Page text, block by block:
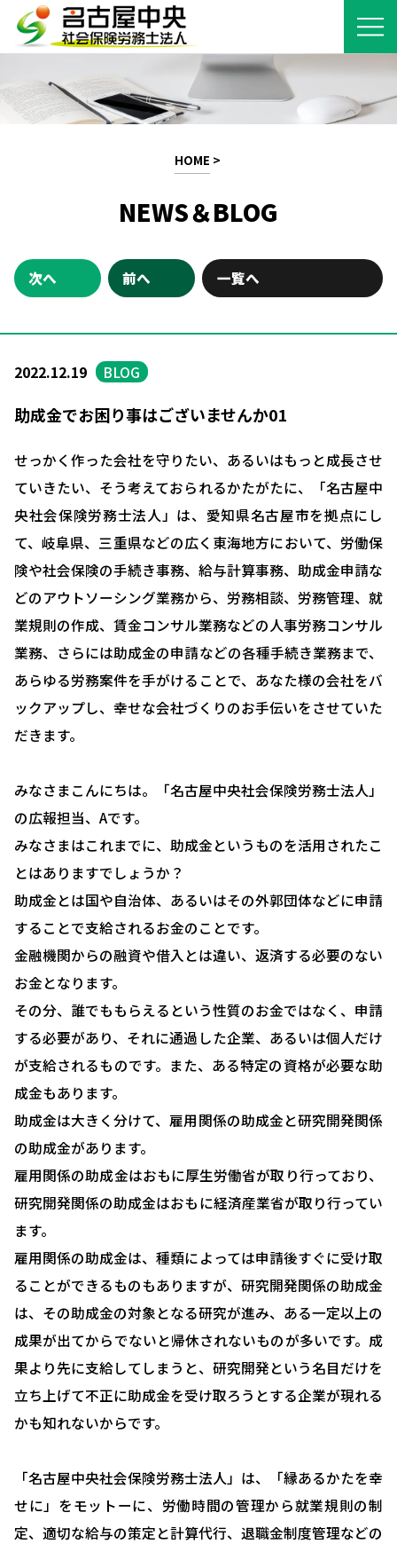
HOME
選ばれる理由
助成金について
就業規則について
採用コンサルティング
人事評価制度について
確定拠出型年金について
労務システム管理について
お客様の声
HOME >
NEWS＆BLOG
次へ 前へ 一覧へ
2022.12.19 BLOG
助成金でお困り事はございませんか01
せっかく作った会社を守りたい、あるいはもっと成長させ
ていきたい、そう考えておられるかたがたに、「名古屋中
央社会保険労務士法人」は、愛知県名古屋市を拠点にし
て、岐阜県、三重県などの広く東海地方において、労働保
険や社会保険の手続き事務、給与計算事務、助成金申請な
どのアウトソーシング業務から、労務相談、労務管理、就
業規則の作成、賃金コンサル業務などの人事労務コンサル
業務、さらには助成金の申請などの各種手続き業務まで、
あらゆる労務案件を手がけることで、あなた様の会社をバ
ックアップし、幸せな会社づくりのお手伝いをさせていた
だきます。
みなさまこんにちは。「名古屋中央社会保険労務士法人」
の広報担当、Aです。
みなさまはこれまでに、助成金というものを活用されたこ
とはありますでしょうか？
助成金とは国や自治体、あるいはその外郭団体などに申請
することで支給されるお金のことです。
金融機関からの融資や借入とは違い、返済する必要のない
お金となります。
その分、誰でももらえるという性質のお金ではなく、申請
する必要があり、それに通過した企業、あるいは個人だけ
が支給されるものです。また、ある特定の資格が必要な助
成金もあります。
助成金は大きく分けて、雇用関係の助成金と研究開発関係
の助成金があります。
雇用関係の助成金はおもに厚生労働省が取り行っており、
研究開発関係の助成金はおもに経済産業省が取り行ってい
ます。
雇用関係の助成金は、種類によっては申請後すぐに受け取
ることができるものもありますが、研究開発関係の助成金
は、その助成金の対象となる研究が進み、ある一定以上の
成果が出てからでないと帰休されないものが多いです。成
果より先に支給してしまうと、研究開発という名目だけを
立ち上げて不正に助成金を受け取ろうとする企業が現れる
かも知れないからです。
「名古屋中央社会保険労務士法人」は、「縁あるかたを幸
せに」をモットーに、労働時間の管理から就業規則の制
定、適切な給与の策定と計算代行、退職金制度管理などの